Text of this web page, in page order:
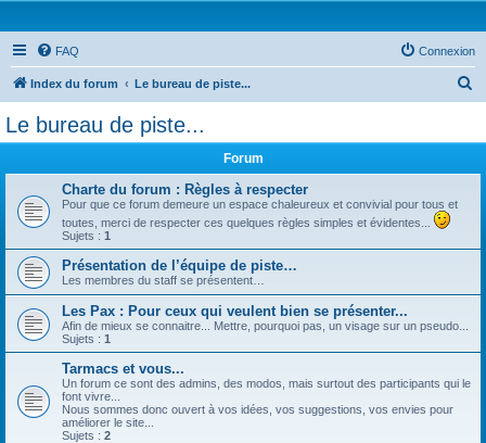
FAQ Connexion
Index du forum Le bureau de piste...
Le bureau de piste...
Forum
Charte du forum : Règles à respecter
Pour que ce forum demeure un espace chaleureux et convivial pour tous et
toutes, merci de respecter ces quelques règles simples et évidentes...
Sujets : 1
Présentation de l’équipe de piste…
Les membres du staff se présentent…
Les Pax : Pour ceux qui veulent bien se présenter...
Afin de mieux se connaitre... Mettre, pourquoi pas, un visage sur un pseudo...
Sujets : 1
Tarmacs et vous...
Un forum ce sont des admins, des modos, mais surtout des participants qui le
font vivre...
Nous sommes donc ouvert à vos idées, vos suggestions, vos envies pour
améliorer le site...
Sujets : 2